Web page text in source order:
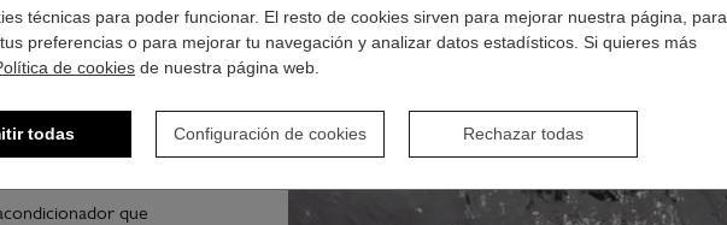
técnicas para poder funcionar. El resto de cookies sirven para mejorar nuestra página, para
preferencias o para mejorar tu navegación y analizar datos estadísticos. Si quieres más
de cookies de nuestra página web.
todas Configuración de cookies Rechazar todas
El aceite de
cabello gracias a
a mejorar la
a la
que